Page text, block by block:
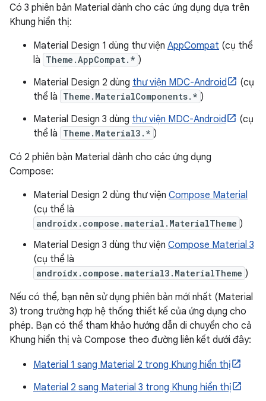
Có 3 phiên bản Material dành cho các ứng dụng dựa trên
Khung hiển thị:
Material Design 1 dùng thư viện AppCompat (cụ thể
là Theme.AppCompat.* )
Material Design 2 dùng thư viện MDC-Android
(cụ
thể là Theme.MaterialComponents.* )
Material Design 3 dùng thư viện MDC-Android
(cụ
thể là Theme.Material3.* )
Có 2 phiên bản Material dành cho các ứng dụng
Compose:
Material Design 2 dùng thư viện Compose Material
(cụ thể là
androidx.compose.material.MaterialTheme )
Material Design 3 dùng thư viện Compose Material 3
(cụ thể là
androidx.compose.material3.MaterialTheme )
Nếu có thể, bạn nên sử dụng phiên bản mới nhất (Material
3) trong trường hợp hệ thống thiết kế của ứng dụng cho
phép. Bạn có thể tham khảo hướng dẫn di chuyển cho cả
Khung hiển thị và Compose theo đường liên kết dưới đây:
Material 1 sang Material 2 trong Khung hiển thị
Material 2 sang Material 3 trong Khung hiển thị